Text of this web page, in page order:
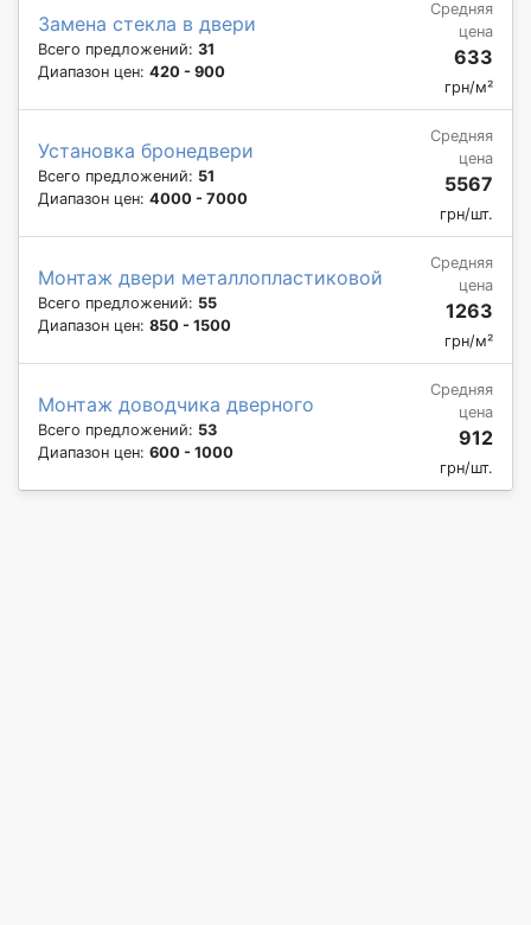
Замена стекла в двери
Всего предложений: 31
Диапазон цен: 420 - 900
Средняя
цена
633
грн/м²
Установка бронедвери
Всего предложений: 51
Диапазон цен: 4000 - 7000
Средняя
цена
5567
грн/шт.
Монтаж двери металлопластиковой
Всего предложений: 55
Диапазон цен: 850 - 1500
Средняя
цена
1263
грн/м²
Монтаж доводчика дверного
Всего предложений: 53
Диапазон цен: 600 - 1000
Средняя
цена
912
грн/шт.